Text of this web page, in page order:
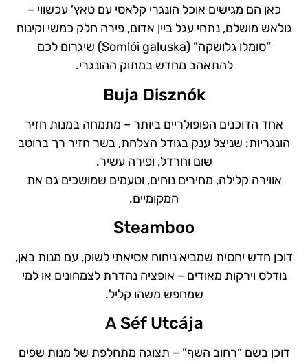
כאן הם מגישים אוכל הונגרי קלאסי עם טאץ’ עכשווי –
גולאש מושלם, נתחי עגל ביין אדום, פירה חלק כמשי וקינוח
“סומלו גלושקה” (Somlói galuska) שיגרום לכם
להתאהב מחדש במתוק ההונגרי.
Buja Disznók
אחד הדוכנים הפופולריים ביותר – מתמחה במנות חזיר
הונגריות: שניצל ענק בגודל הצלחת, בשר חזיר רך ברוטב
שום וחרדל, ופירה עשיר.
אווירה קלילה, מחירים נוחים, וטעמים שמושכים גם את
המקומיים.
Steamboo
דוכן חדש יחסית שמביא ניחוח אסיאתי לשוק, עם מנות באן,
נודלס וירקות מאודים – אופציה נהדרת לצמחונים או למי
שמחפש משהו קליל.
A Séf Utcája
דוכן בשם “רחוב השף” – תצוגה מתחלפת של מנות שפים